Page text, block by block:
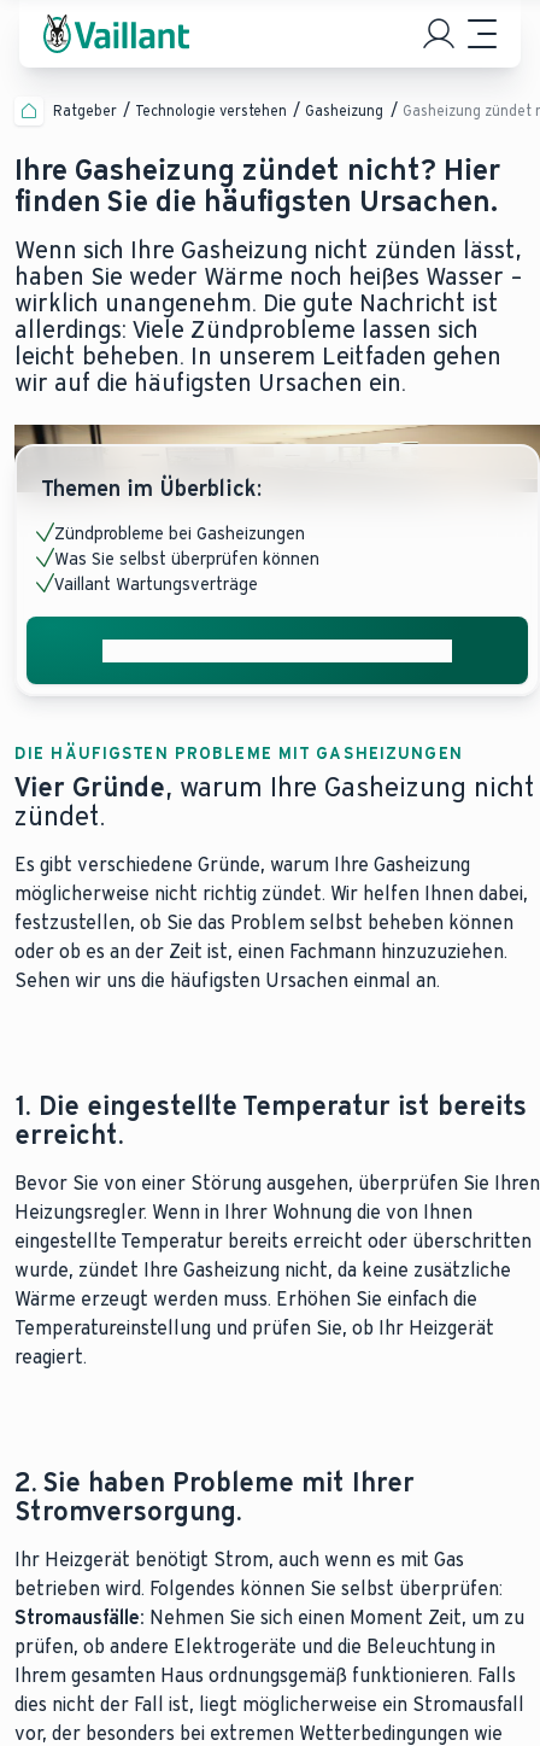
Ratgeber Technologie verstehen Gasheizung Gasheizung zündet
Ihre Gasheizung zündet nicht? Hier
finden Sie die häufigsten Ursachen.
Wenn sich Ihre Gasheizung nicht zünden lässt,
haben Sie weder Wärme noch heißes Wasser –
wirklich unangenehm. Die gute Nachricht ist
allerdings: Viele Zündprobleme lassen sich
leicht beheben. In unserem Leitfaden gehen
wir auf die häufigsten Ursachen ein.
Themen im Überblick:
Zündprobleme bei Gasheizungen
Was Sie selbst überprüfen können
Vaillant Wartungsverträge
DIE HÄUFIGSTEN PROBLEME MIT GASHEIZUNGEN
Vier Gründe, warum Ihre Gasheizung nicht
zündet.
Es gibt verschiedene Gründe, warum Ihre Gasheizung
möglicherweise nicht richtig zündet. Wir helfen Ihnen dabei,
festzustellen, ob Sie das Problem selbst beheben können
oder ob es an der Zeit ist, einen Fachmann hinzuzuziehen.
Sehen wir uns die häufigsten Ursachen einmal an.
1. Die eingestellte Temperatur ist bereits
erreicht.
Bevor Sie von einer Störung ausgehen, überprüfen Sie Ihren
Heizungsregler. Wenn in Ihrer Wohnung die von Ihnen
eingestellte Temperatur bereits erreicht oder überschritten
wurde, zündet Ihre Gasheizung nicht, da keine zusätzliche
Wärme erzeugt werden muss. Erhöhen Sie einfach die
Temperatureinstellung und prüfen Sie, ob Ihr Heizgerät
reagiert.
2. Sie haben Probleme mit Ihrer
Stromversorgung.
Ihr Heizgerät benötigt Strom, auch wenn es mit Gas
betrieben wird. Folgendes können Sie selbst überprüfen:
Stromausfälle: Nehmen Sie sich einen Moment Zeit, um zu
prüfen, ob andere Elektrogeräte und die Beleuchtung in
Ihrem gesamten Haus ordnungsgemäß funktionieren. Falls
dies nicht der Fall ist, liegt möglicherweise ein Stromausfall
vor, der besonders bei extremen Wetterbedingungen wie